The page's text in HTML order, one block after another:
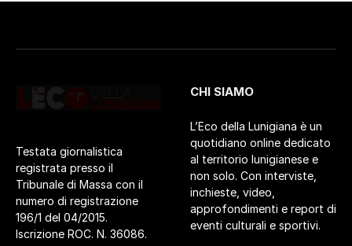
Testata giornalistica
registrata presso il
Tribunale di Massa con il
numero di registrazione
196/1 del 04/2015.
Iscrizione ROC. N. 36086.
CHI SIAMO
L’Eco della Lunigiana è un
quotidiano online dedicato
al territorio lunigianese e
non solo. Con interviste,
inchieste, video,
approfondimenti e report di
eventi culturali e sportivi.